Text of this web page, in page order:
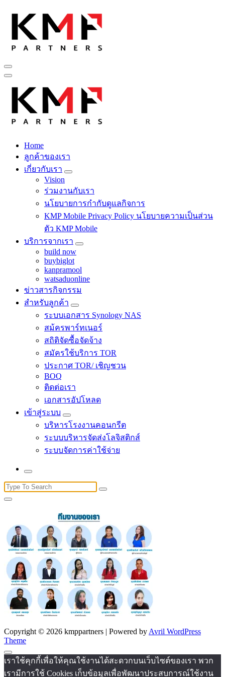
content
Fintech สำหรับวงการรับเหมาก่อสร้าง สู่อนาคตที่ดีกว่าไปพร้อม
กับเรา เพราะโอกาสรอไม่ได้
Fintech สำหรับวงการรับเหมาก่อสร้าง สู่อนาคตที่ดีกว่าไปพร้อม
กับเรา เพราะโอกาสรอไม่ได้
Home
ลูกค้าของเรา
เกี่ยวกับเรา
Vision
ร่วมงานกับเรา
นโยบายการกำกับดูแลกิจการ
KMP Mobile Privacy Policy นโยบายความเป็นส่วน
ตัว KMP Mobile
บริการจากเรา
build now
buybiglot
kanpramool
watsaduonline
ข่าวสารกิจกรรม
สำหรับลูกค้า
ระบบเอกสาร Synology NAS
สม้ครพาร์ทเนอร์
สถิติจัดซื้อจัดจ้าง
สมัครใช้บริการ TOR
ประกาศ TOR/ เชิญชวน
BOQ
ติดต่อเรา
เอกสารอัปโหลด
เข้าสู่ระบบ
บริหารโรงงานคอนกรีต
ระบบบริหารจัดส่งโลจิสติกส์
ระบบจัดการค่าใช้จ่าย
Search
for:
Copyright © 2026 kmppartners | Powered by Avril WordPress
Theme
เราใช้คุกกี้เพื่อให้คุณใช้งานได้สะดวกบนเว็บไซต์ของเรา พวก
เรามีการใช้ Cookies เก็บข้อมูลเพื่อพัฒนาประสบการณ์ใช้งาน